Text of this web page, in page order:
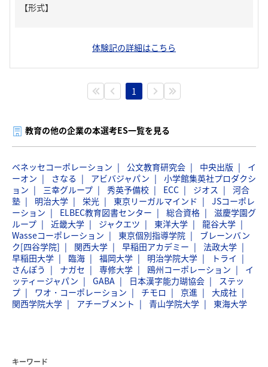
【形式】
体験記の詳細はこちら
1
教育の他の企業の本選考ES一覧を見る
ベネッセコーポレーション 公文教育研究会 中央出版
イ
ーオン
さなる アビバジャパン
小学館集英社プロダクシ
ョン
三幸グループ 秀英予備校 ECC ジオス
河合
塾
明治大学 栄光 東京リーガルマインド
JSコーポレ
ーション
ELBEC教育図書センター 総合資格
滋慶学園グ
ループ
近畿大学 ジャクエツ 東洋大学
龍谷大学
Wasseコーポレーション
東京個別指導学院
ブレーンバン
ク[四谷学院]
関西大学 早稲田アカデミー
法政大学
早稲田大学
臨海 福岡大学 明治学院大学
トライ
さんぽう
ナガセ 専修大学 鴎州コーポレーション
イ
ッティージャパン
GABA 日本漢字能力瑚協会
ステッ
プ
ワオ・コーポレーション チモロ 京進
大成社
関西学院大学
アチーブメント 青山学院大学 東海大学
キーワード